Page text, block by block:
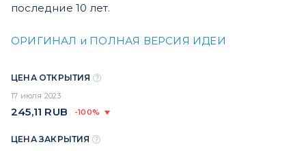
последние 10 лет.
ОРИГИНАЛ и ПОЛНАЯ ВЕРСИЯ ИДЕИ
ЦЕНА ОТКРЫТИЯ
17 июля 2023
245,11 RUB -100%
ЦЕНА ЗАКРЫТИЯ